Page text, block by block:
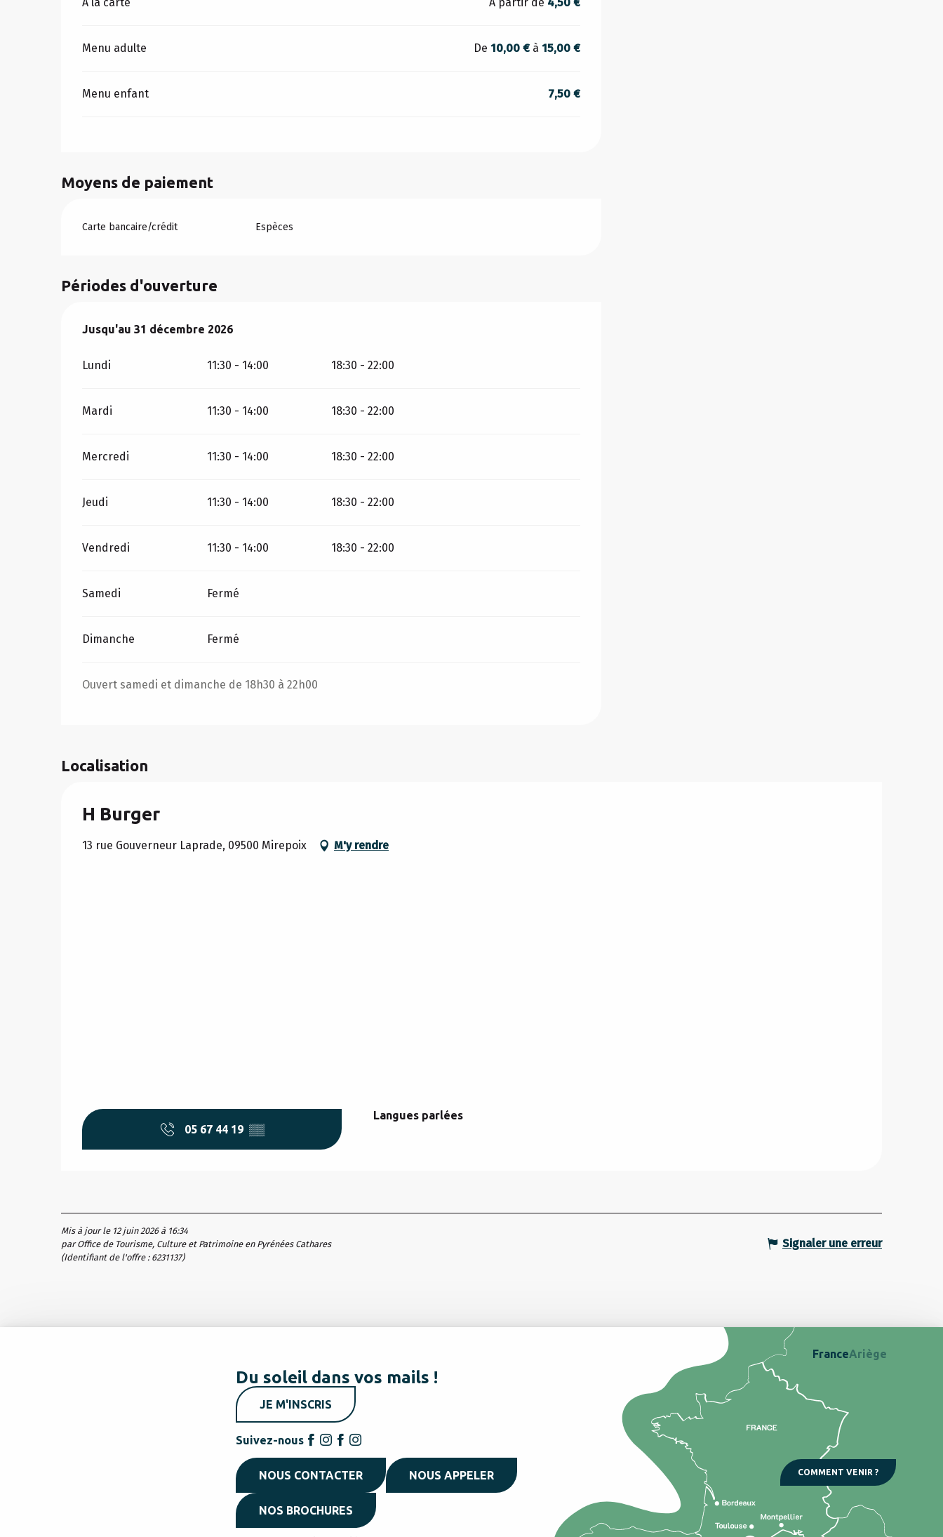
Menu adulte De10,00 €à15,00 €
Menu enfant 7,50 €
Moyens de paiement
Carte bancaire/crédit Espèces
Périodes d'ouverture
Du3 janvier 2026au31 décembre 2026
Jusqu'au 31 décembre 2026
Lundi 11:30 - 14:00 18:30 - 22:00
Mardi 11:30 - 14:00 18:30 - 22:00
Mercredi 11:30 - 14:00 18:30 - 22:00
Jeudi 11:30 - 14:00 18:30 - 22:00
Vendredi 11:30 - 14:00 18:30 - 22:00
Samedi Fermé
Dimanche Fermé
Ouvert samedi et dimanche de 18h30 à 22h00
Localisation
H Burger
13 rue Gouverneur Laprade, 09500 Mirepoix M'y rendre
05 67 44 19 ▒▒
Langues parlées
Langues parlées
Mis à jour le 12 juin 2026 à 16:34
par Office de Tourisme, Culture et Patrimoine en Pyrénées Cathares
(Identifiant de l'offre : 6231137)
Signaler une erreur
Du soleil dans vos mails !
JE M'INSCRIS
Suivez-nous
NOUS CONTACTER NOUS APPELER
NOS BROCHURES
COMMENT VENIR ?
FranceAriège